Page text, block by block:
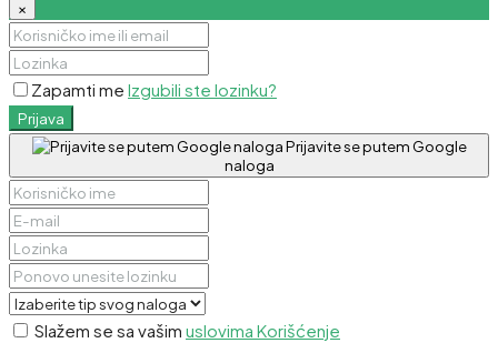
×
Zapamti me Izgubili ste lozinku?
Prijava
Prijavite se putem Google
naloga
Slažem se sa vašim uslovima Korišćenje